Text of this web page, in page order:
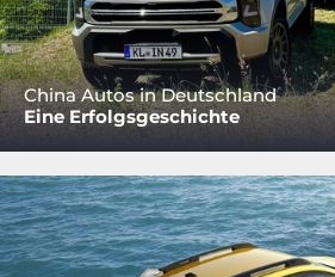
China Autos in Deutschland
Eine Erfolgsgeschichte